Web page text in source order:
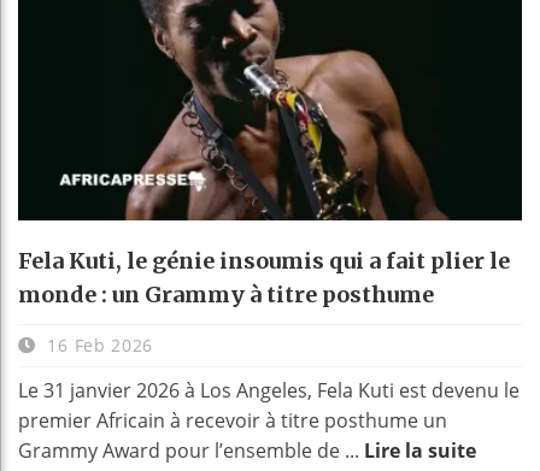
Fela Kuti, le génie insoumis qui a fait plier le
monde : un Grammy à titre posthume
16 Feb 2026
Le 31 janvier 2026 à Los Angeles, Fela Kuti est devenu le
premier Africain à recevoir à titre posthume un
Grammy Award pour l’ensemble de ... Lire la suite